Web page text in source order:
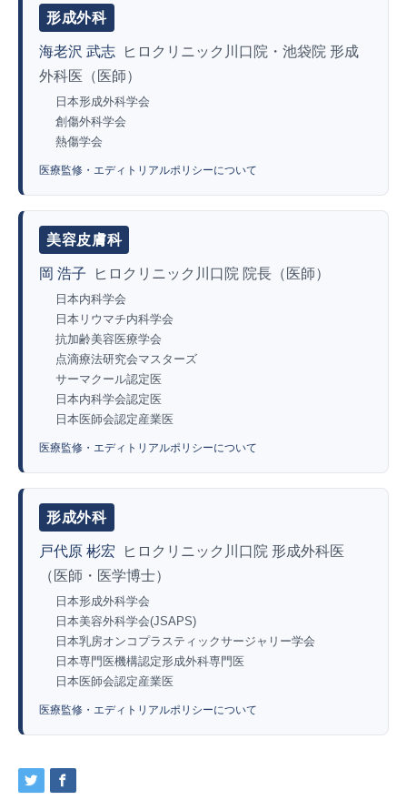
形成外科
海老沢 武志
ヒロクリニック川口院・池袋院 形成
外科医（医師）
日本形成外科学会
創傷外科学会
熱傷学会
医療監修・エディトリアルポリシーについて
美容皮膚科
岡 浩子 ヒロクリニック川口院 院長（医師）
日本内科学会
日本リウマチ内科学会
抗加齢美容医療学会
点滴療法研究会マスターズ
サーマクール認定医
日本内科学会認定医
日本医師会認定産業医
医療監修・エディトリアルポリシーについて
形成外科
戸代原 彬宏
ヒロクリニック川口院 形成外科医
（医師・医学博士）
日本形成外科学会
日本美容外科学会(JSAPS)
日本乳房オンコプラスティックサージャリー学会
日本専門医機構認定形成外科専門医
日本医師会認定産業医
医療監修・エディトリアルポリシーについて